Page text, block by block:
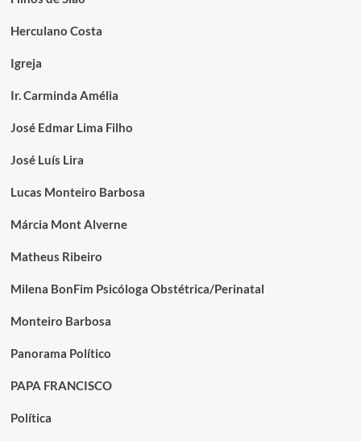
Herculano Costa
Igreja
Ir. Carminda Amélia
José Edmar Lima Filho
José Luís Lira
Lucas Monteiro Barbosa
Márcia Mont Alverne
Matheus Ribeiro
Milena BonFim Psicóloga Obstétrica/Perinatal
Monteiro Barbosa
Panorama Político
PAPA FRANCISCO
Política